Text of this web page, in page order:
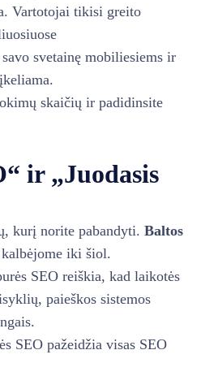
Vartotojai tikisi greito
svetainę mobiliesiems ir
skaičių ir padidinsite
ir „Juodasis
kurį norite pabandyti. Baltos
iki šiol.
SEO reiškia, kad laikotės
paieškos sistemos
SEO pažeidžia visas SEO